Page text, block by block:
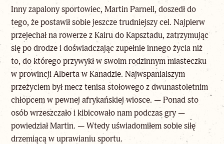
Inny zapalony sportowiec, Martin Parnell, doszedł do
tego, że postawił sobie jeszcze trudniejszy cel. Najpierw
przejechał na rowerze z Kairu do Kapsztadu, zatrzymując
się po drodze i doświadczając zupełnie innego życia niż
to, do którego przywykł w swoim rodzinnym miasteczku
w prowincji Alberta w Kanadzie. Najwspanialszym
przeżyciem był mecz tenisa stołowego z dwunastoletnim
chłopcem w pewnej afrykańskiej wiosce. — Ponad sto
osób wrzeszczało i kibicowało nam podczas gry —
powiedział Martin. — Wtedy uświadomiłem sobie siłę
drzemiącą w uprawianiu sportu.